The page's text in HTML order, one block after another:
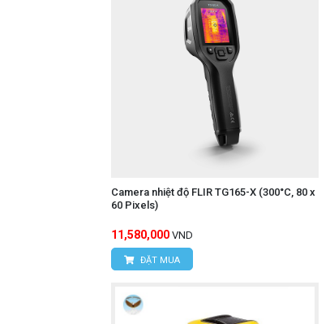
Camera nhiệt độ FLIR TG165-X (300°C, 80 x
60 Pixels)
11,580,000 VND
ĐẶT MUA